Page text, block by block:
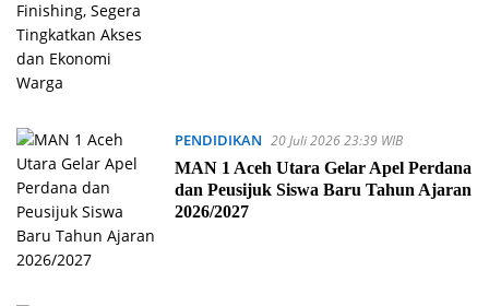
PENDIDIKAN 20 Juli 2026 23:39 WIB
MAN 1 Aceh Utara Gelar Apel Perdana
dan Peusijuk Siswa Baru Tahun Ajaran
2026/2027